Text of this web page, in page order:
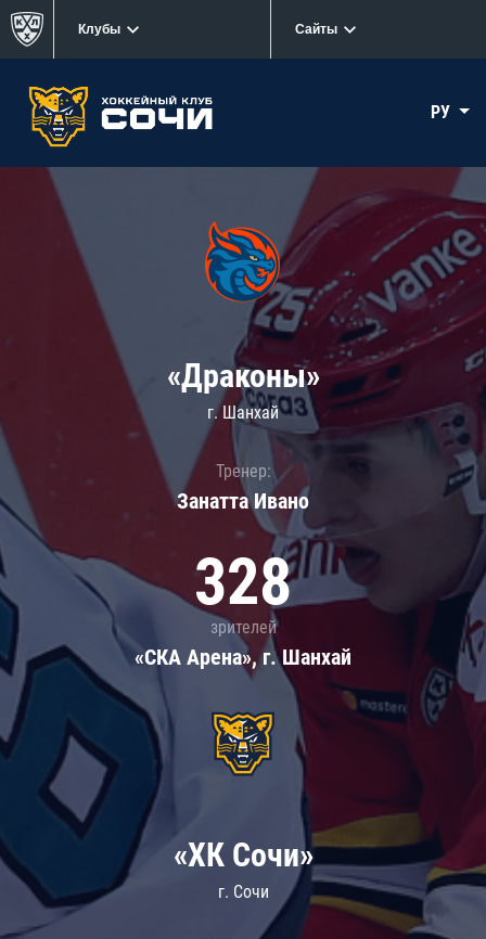
Клубы Сайты
РУ
«Драконы»
г. Шанхай
Тренер:
Занатта Иванo
328
зрителей
«СКА Арена», г. Шанхай
«ХК Сочи»
г. Сочи